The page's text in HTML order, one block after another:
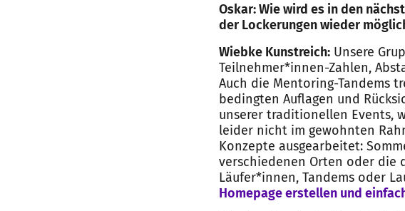
Oskar: Wie wird es in den
der Lockerungen wieder
Wiebke Kunstreich: Unsere
Teilnehmer*innen-Zahlen,
Auch die Mentoring-Tandems
bedingten Auflagen und
unserer traditionellen Events,
leider nicht im gewohnten
Konzepte ausgearbeitet:
verschiedenen Orten oder die
Läufer*innen, Tandems oder
Homepage erstellen und